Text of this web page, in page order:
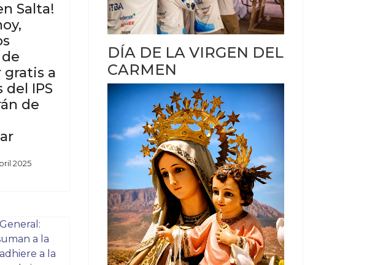
Salta!
a
del IPS
de
2025
DÍA DE LA VIRGEN DEL
CARMEN